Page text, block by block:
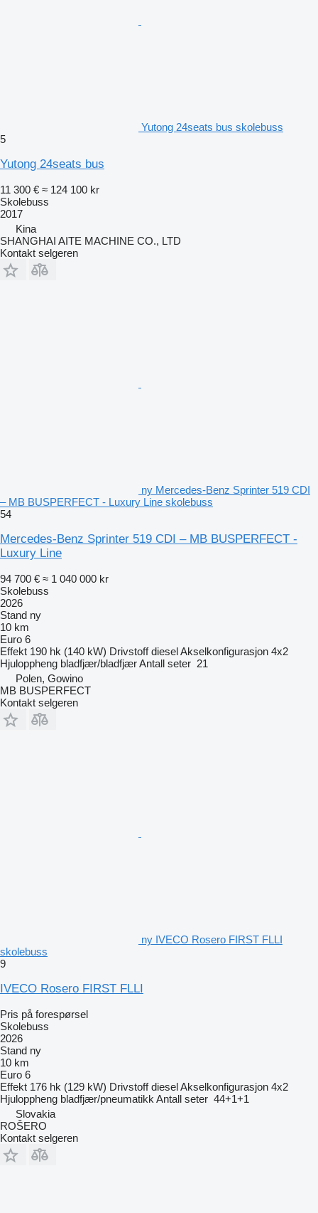
Yutong 24seats bus skolebuss
5
Yutong 24seats bus
11 300 € ≈ 124 100 kr
Skolebuss
2017
Kina
SHANGHAI AITE MACHINE CO., LTD
Kontakt selgeren
ny Mercedes-Benz Sprinter 519 CDI
– MB BUSPERFECT - Luxury Line skolebuss
54
Mercedes-Benz Sprinter 519 CDI – MB BUSPERFECT -
Luxury Line
94 700 € ≈ 1 040 000 kr
Skolebuss
2026
Stand ny
10 km
Euro 6
Effekt 190 hk (140 kW) Drivstoff dieselAkselkonfigurasjon 4x2
Hjuloppheng bladfjær/bladfjærAntall seter 21
Polen, Gowino
MB BUSPERFECT
Kontakt selgeren
ny IVECO Rosero FIRST FLLI
skolebuss
9
IVECO Rosero FIRST FLLI
Pris på forespørsel
Skolebuss
2026
Stand ny
10 km
Euro 6
Effekt 176 hk (129 kW) Drivstoff dieselAkselkonfigurasjon 4x2
Hjuloppheng bladfjær/pneumatikk Antall seter 44+1+1
Slovakia
ROŠERO
Kontakt selgeren